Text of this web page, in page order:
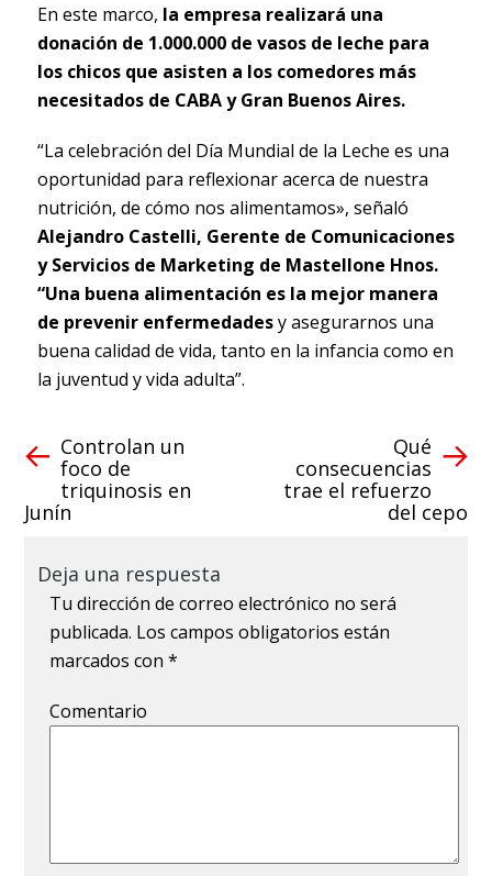
En este marco, la empresa realizará una
donación de 1.000.000 de vasos de leche para
los chicos que asisten a los comedores más
necesitados de CABA y Gran Buenos Aires.
“La celebración del Día Mundial de la Leche es una
oportunidad para reflexionar acerca de nuestra
nutrición, de cómo nos alimentamos», señaló
Alejandro Castelli, Gerente de Comunicaciones
y Servicios de Marketing de Mastellone Hnos.
“Una buena alimentación es la mejor manera
de prevenir enfermedadesy asegurarnos una
buena calidad de vida, tanto en la infancia como en
la juventud y vida adulta”.
Controlan un
foco de
triquinosis en
Junín
Qué
consecuencias
trae el refuerzo
del cepo
Deja una respuesta
Tu dirección de correo electrónico no será
publicada. Los campos obligatorios están
marcados con*
Comentario